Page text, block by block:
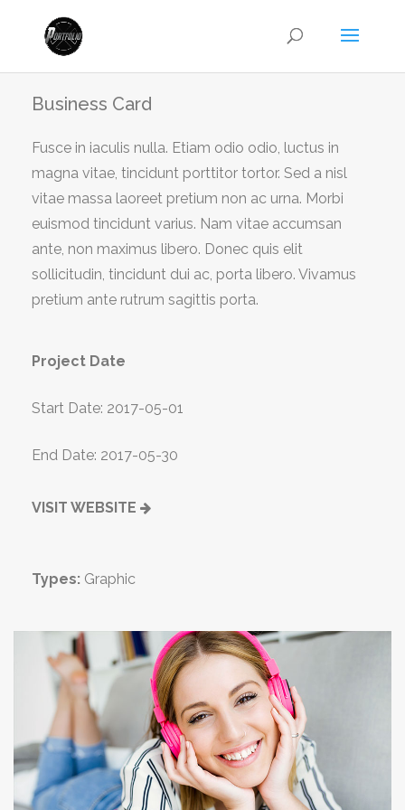
Business Card
Fusce in iaculis nulla. Etiam odio odio, luctus in
magna vitae, tincidunt porttitor tortor. Sed a nisl
vitae massa laoreet pretium non ac urna. Morbi
euismod tincidunt varius. Nam vitae accumsan
ante, non maximus libero. Donec quis elit
sollicitudin, tincidunt dui ac, porta libero. Vivamus
pretium ante rutrum sagittis porta.
Project Date
Start Date: 2017-05-01
End Date: 2017-05-30
VISIT WEBSITE
Types: Graphic